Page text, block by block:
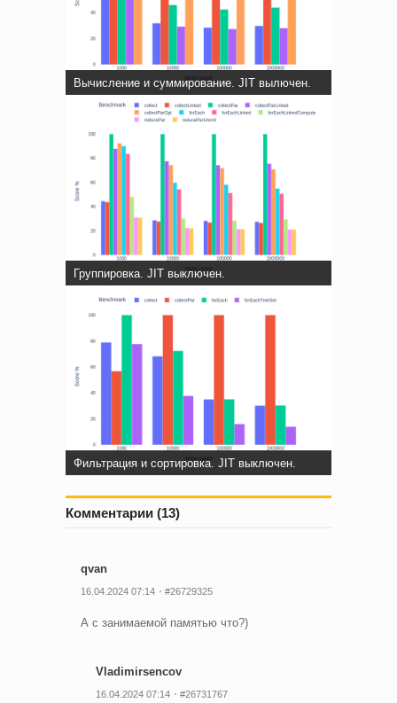
Вычисление и суммирование. JIT вылючен.
Группировка. JIT выключен.
Фильтрация и сортировка. JIT выключен.
Комментарии (13)
qvan
16.04.2024 07:14 #26729325
А с занимаемой памятью что?)
Vladimirsencov
16.04.2024 07:14 #26731767